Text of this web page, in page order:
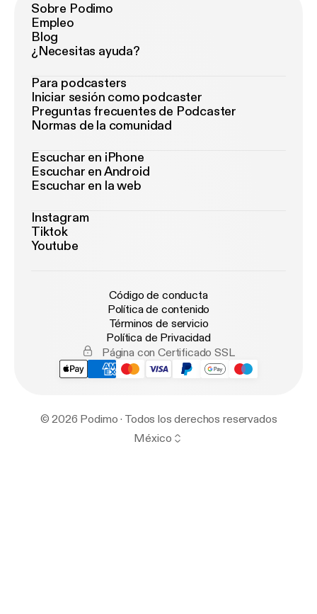
Sobre Podimo
Empleo
Blog
¿Necesitas ayuda?
Para podcasters
Iniciar sesión como podcaster
Preguntas frecuentes de Podcaster
Normas de la comunidad
Escuchar en iPhone
Escuchar en Android
Escuchar en la web
Instagram
Tiktok
Youtube
Código de conducta
Política de contenido
Términos de servicio
Política de Privacidad
Página con Certificado SSL
© 2026 Podimo · Todos los derechos reservados
México